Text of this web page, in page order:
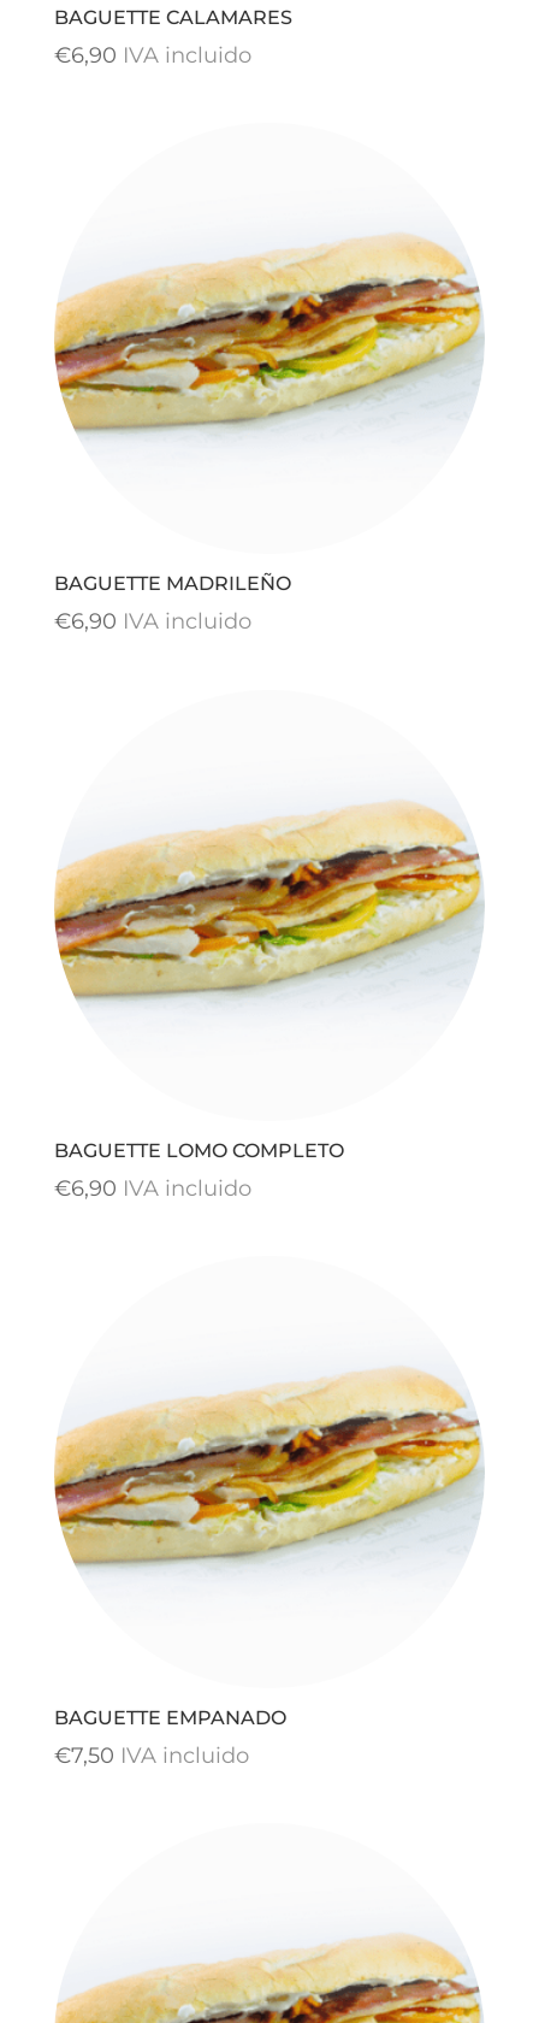
BAGUETTE CALAMARES
€6,90 IVA incluido
BAGUETTE MADRILEÑO
€6,90 IVA incluido
BAGUETTE LOMO COMPLETO
€6,90 IVA incluido
BAGUETTE EMPANADO
€7,50 IVA incluido